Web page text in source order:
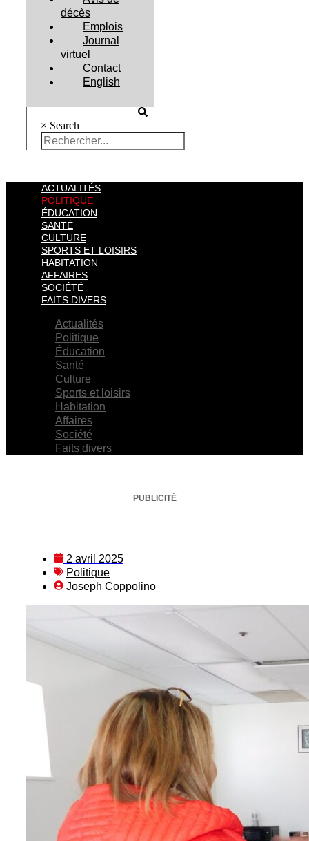
décès
Emplois
Journal
virtuel
Contact
English
× Search
ACTUALITÉS
POLITIQUE
ÉDUCATION
SANTÉ
CULTURE
SPORTS ET LOISIRS
HABITATION
AFFAIRES
SOCIÉTÉ
FAITS DIVERS
Actualités
Politique
Éducation
Santé
Culture
Sports et loisirs
Habitation
Affaires
Société
Faits divers
PUBLICITÉ
2 avril 2025
Politique
Joseph Coppolino